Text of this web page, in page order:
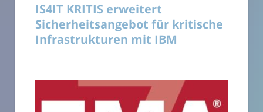
IS4IT KRITIS erweitert
Sicherheitsangebot für kritische
Infrastrukturen mit IBM